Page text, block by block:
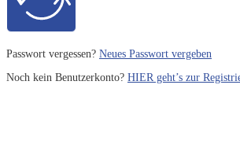
Passwort vergessen? Neues Passwort vergeben
Noch kein Benutzerkonto? HIER geht’s zur